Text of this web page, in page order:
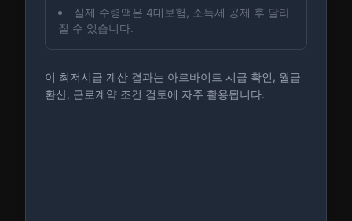
실제 수령액은 4대보험, 소득세 공제 후 달라
질 수 있습니다.
이 최저시급 계산 결과는 아르바이트 시급 확인, 월급
환산, 근로계약 조건 검토에 자주 활용됩니다.